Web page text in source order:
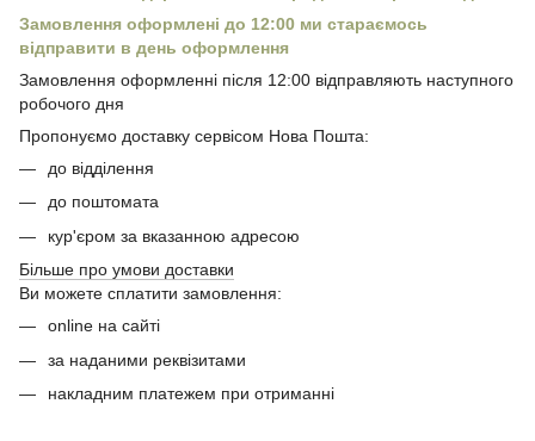
Замовлення оформлені до 12:00 ми стараємось
відправити в день оформлення
Замовлення оформленні після 12:00 відправляють наступного
робочого дня
Пропонуємо доставку сервісом Нова Пошта:
до відділення
до поштомата
кур'єром за вказанною адресою
Більше про умови доставки
Ви можете сплатити замовлення:
online на сайті
за наданими реквізитами
накладним платежем при отриманні